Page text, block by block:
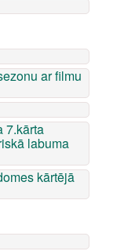
ar filmu
7.kārta
labuma
kārtējā